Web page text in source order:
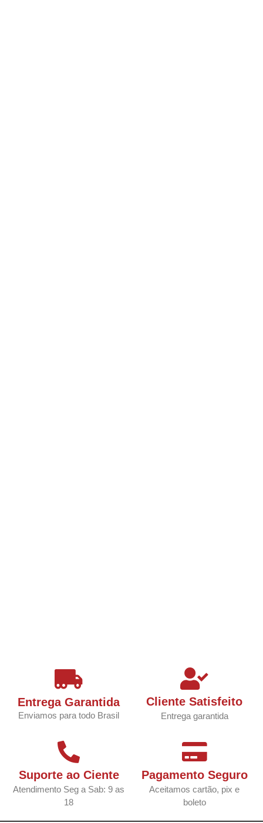
Entrega Garantida
Enviamos para todo Brasil
Cliente Satisfeito
Entrega garantida
Suporte ao Ciente
Atendimento Seg a Sab: 9 as
18
Pagamento Seguro
Aceitamos cartão, pix e
boleto